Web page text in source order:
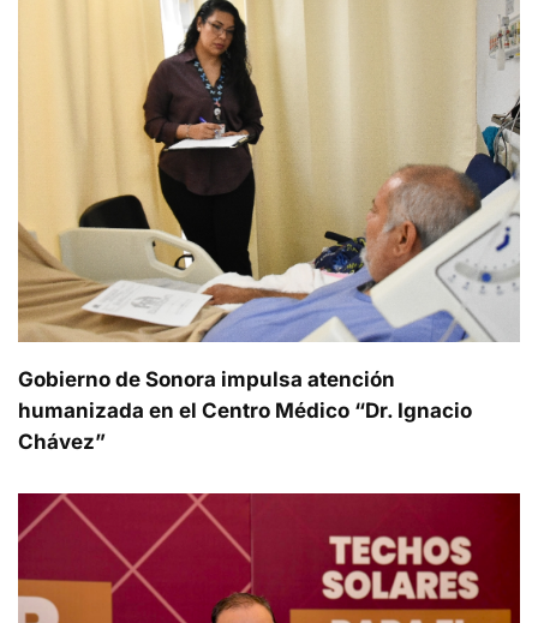
Gobierno de Sonora impulsa atención
humanizada en el Centro Médico “Dr. Ignacio
Chávez”